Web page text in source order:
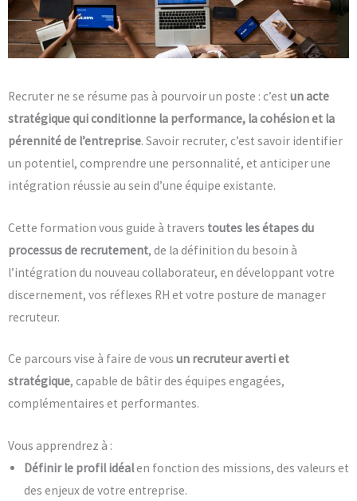
Recruter ne se résume pas à pourvoir un poste : c’est un acte
stratégique qui conditionne la performance, la cohésion et la
pérennité de l’entreprise. Savoir recruter, c’est savoir identifier
un potentiel, comprendre une personnalité, et anticiper une
intégration réussie au sein d’une équipe existante.
Cette formation vous guide à travers toutes les étapes du
processus de recrutement, de la définition du besoin à
l’intégration du nouveau collaborateur, en développant votre
discernement, vos réflexes RH et votre posture de manager
recruteur.
Ce parcours vise à faire de vous un recruteur averti et
stratégique, capable de bâtir des équipes engagées,
complémentaires et performantes.
Vous apprendrez à :
Définir le profil idéalen fonction des missions, des valeurs et
des enjeux de votre entreprise.